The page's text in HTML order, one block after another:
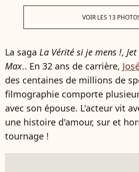
VOIR LES 13
La saga La Vérité si je mens !,
Max.. En 32 ans de carrière,
des centaines de millions de
filmographie comporte
avec son épouse. L'acteur vit
une histoire d'amour, sur et
tournage !